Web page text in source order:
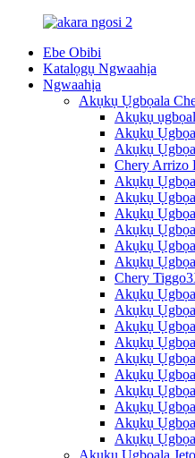
Ebe Obibi
Katalọgụ Ngwaahịa
Ngwaahịa
Akụkụ Ụgbọala
Akụkụ
Akụkụ
Akụkụ
Chery Arrizo
Akụkụ
Akụkụ
Akụkụ
Akụkụ
Akụkụ
Akụkụ
Chery
Akụkụ
Akụkụ
Akụkụ
Akụkụ
Akụkụ
Akụkụ
Akụkụ
Akụkụ
Akụkụ
Akụkụ
Akụkụ Ụgbọala